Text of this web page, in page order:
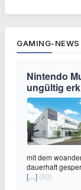
GAMING-NEWS
Nintendo
ungültig
mit dem
dauerhaft
[…] (00)